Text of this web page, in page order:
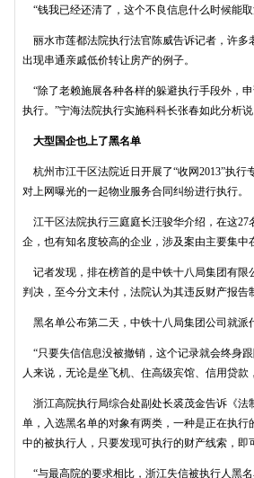
“钱我已经还清了，这个不良信息什么时候能
丽水市莲都法院执行法官陈威告诉记者，许多
出现串通亲戚低价转让房产的例子。
“除了老赖施展各种各样的躲避执行手段外，
执行。”宁海法院执行实施科科长张春如此分析说
大型国企也上了黑名单
杭州市江干区法院近日开展了“收网2013”执行
对上网曝光的一起物业服务合同纠纷进行执行。
江干区法院执行三庭庭长汪骏华介绍，在这27
企，也有知名度较高的企业，涉及案由主要集中
记者发现，排在榜首的是中铁十八局集团有限
判决，至今分文未付，法院认为其违反财产报告
黑名单公布第二天，中铁十八局集团公司就派
“只要失信信息没被撤销，这个记录就会终身
人来说，无论是坐飞机、住高级宾馆、信用贷款
浙江高院执行局综合处副处长裘茂金告诉《法
单，入选黑名单的对象有两类，一种是正在执
中的被执行人，只要发现可执行的财产线索，即
“与最高院的要求相比，浙江失信被执行人黑